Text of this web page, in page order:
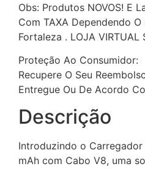
Obs: Produtos NOVOS! E
Com TAXA Dependendo
Fortaleza . LOJA VIRTUAL
Proteção Ao Consumidor:
Recupere O Seu
Entregue Ou De Acordo
Descrição
Introduzindo o
mAh com Cabo V8, uma